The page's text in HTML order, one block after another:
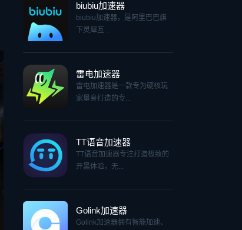
biubiu加速器
biubiu加速器，是阿里巴巴旗
下灵犀互...
雷电加速器
雷电加速器是一款专为硬核玩
家量身打造的专...
TT语音加速器
TT语音加速器专注打造极致的
开黑体验，无...
Golink加速器
Golink加速器拥有智能加速、